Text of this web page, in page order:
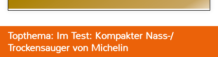
Topthema: Im Test: Kompakter Nass-/
Trockensauger von Michelin